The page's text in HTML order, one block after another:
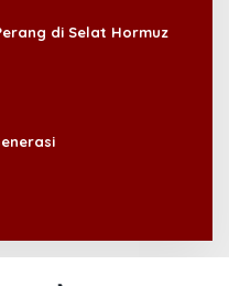
di Selat Hormuz